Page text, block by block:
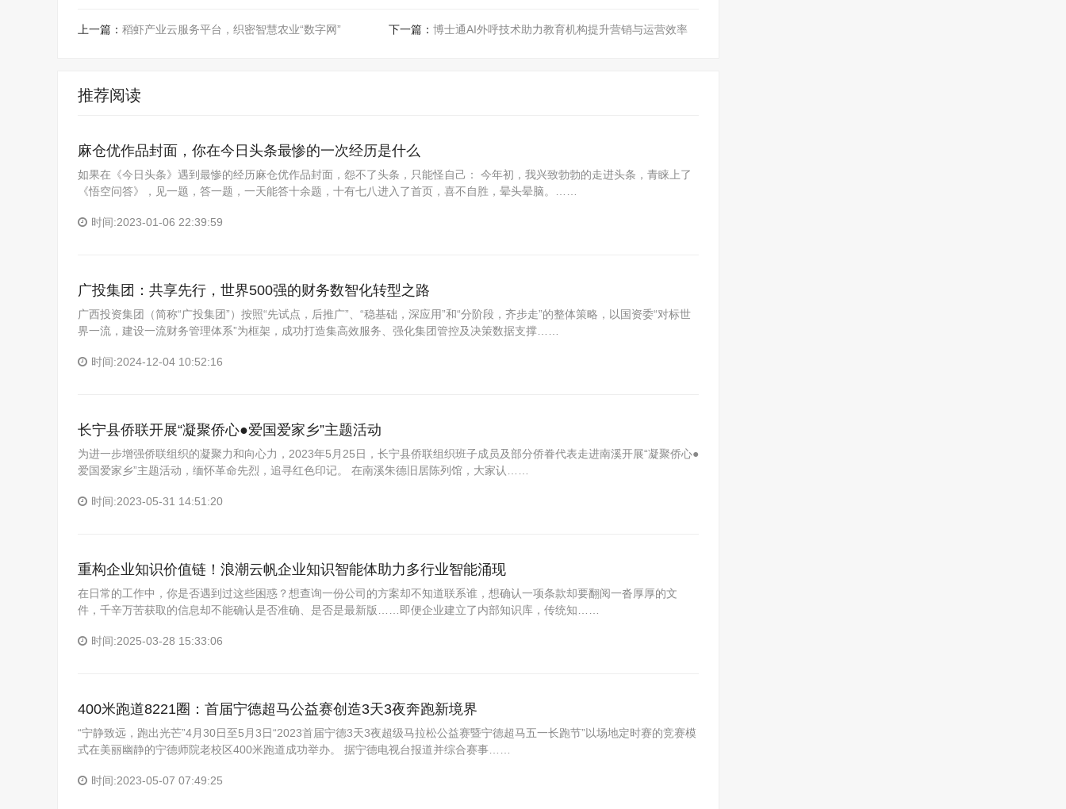
上一篇： 稻虾产业云服务平台，织密智慧农业“数字网” 下一篇： 博士通AI外呼技术助力教育机构提升营销与运营效率
推荐阅读
麻仓优作品封面，你在今日头条最惨的一次经历是什么
如果在《今日头条》遇到最惨的经历麻仓优作品封面，怨不了头条，只能怪自己： 今年初，我兴致勃勃的走进头条，青睐上了
《悟空问答》，见一题，答一题，一天能答十余题，十有七八进入了首页，喜不自胜，晕头晕脑。……
时间:2023-01-06 22:39:59
广投集团：共享先行，世界500强的财务数智化转型之路
广西投资集团（简称“广投集团”）按照“先试点，后推广”、“稳基础，深应用”和“分阶段，齐步走”的整体策略，以国资委“对标世
界一流，建设一流财务管理体系”为框架，成功打造集高效服务、强化集团管控及决策数据支撑……
时间:2024-12-04 10:52:16
长宁县侨联开展“凝聚侨心●爱国爱家乡”主题活动
为进一步增强侨联组织的凝聚力和向心力，2023年5月25日，长宁县侨联组织班子成员及部分侨眷代表走进南溪开展“凝聚侨心●
爱国爱家乡”主题活动，缅怀革命先烈，追寻红色印记。 在南溪朱德旧居陈列馆，大家认……
时间:2023-05-31 14:51:20
重构企业知识价值链！浪潮云帆企业知识智能体助力多行业智能涌现
在日常的工作中，你是否遇到过这些困惑？想查询一份公司的方案却不知道联系谁，想确认一项条款却要翻阅一沓厚厚的文
件，千辛万苦获取的信息却不能确认是否准确、是否是最新版……即便企业建立了内部知识库，传统知……
时间:2025-03-28 15:33:06
400米跑道8221圈：首届宁德超马公益赛创造3天3夜奔跑新境界
“宁静致远，跑出光芒”4月30日至5月3日“2023首届宁德3天3夜超级马拉松公益赛暨宁德超马五一长跑节”以场地定时赛的竞赛模
式在美丽幽静的宁德师院老校区400米跑道成功举办。 据宁德电视台报道并综合赛事……
时间:2023-05-07 07:49:25